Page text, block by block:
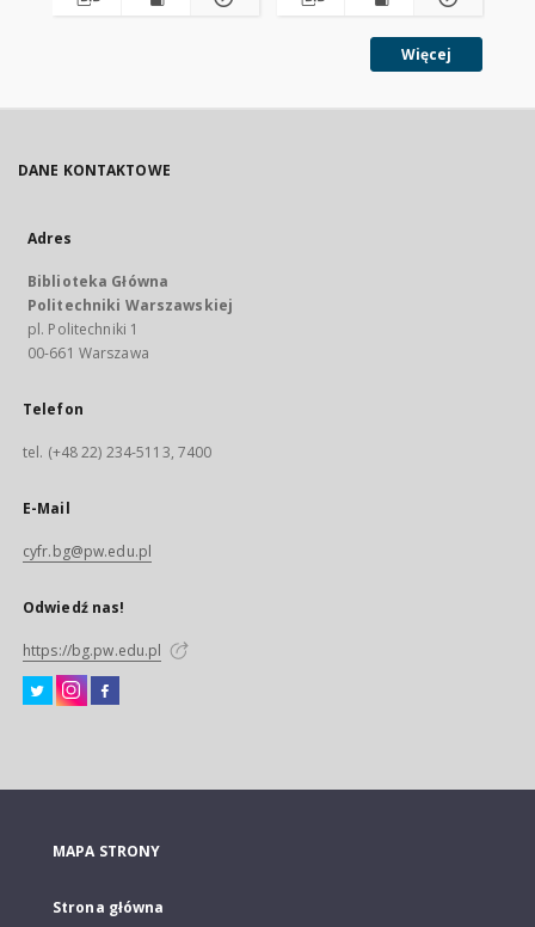
Więcej
DANE KONTAKTOWE
Adres
Biblioteka Główna
Politechniki Warszawskiej
pl. Politechniki 1
00-661 Warszawa
Telefon
tel. (+48 22) 234-5113, 7400
E-Mail
cyfr.bg@pw.edu.pl
Odwiedź nas!
https://bg.pw.edu.pl
MAPA STRONY
Strona główna